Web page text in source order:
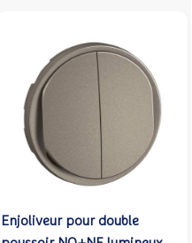
Enjoliveur pour double